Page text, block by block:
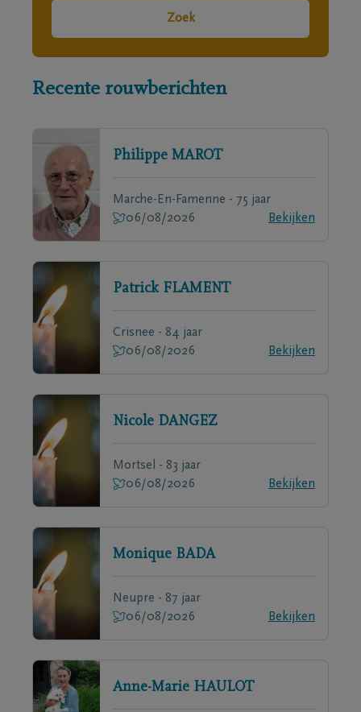
Zoek
Recente rouwberichten
Philippe MAROT
Marche-En-Famenne - 75 jaar
06/08/2026
Bekijken
Patrick FLAMENT
Crisnee - 84 jaar
06/08/2026
Bekijken
Nicole DANGEZ
Mortsel - 83 jaar
06/08/2026
Bekijken
Monique BADA
Neupre - 87 jaar
06/08/2026
Bekijken
Anne-Marie HAULOT